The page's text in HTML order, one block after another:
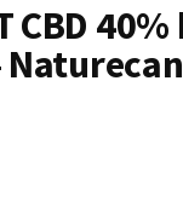
CBD
Naturecan